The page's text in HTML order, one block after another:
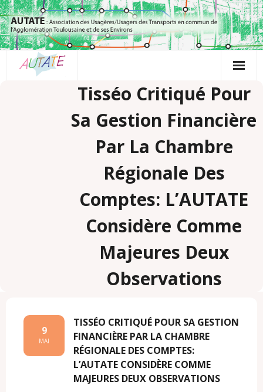
Passer
au
contenu
Tisséo Critiqué Pour
Sa Gestion Financière
Par La Chambre
Régionale Des
Comptes: L’AUTATE
Considère Comme
Majeures Deux
Observations
TISSÉO CRITIQUÉ POUR SA GESTION
FINANCIÈRE PAR LA CHAMBRE
RÉGIONALE DES COMPTES:
L’AUTATE CONSIDÈRE COMME
MAJEURES DEUX OBSERVATIONS
9
MAI